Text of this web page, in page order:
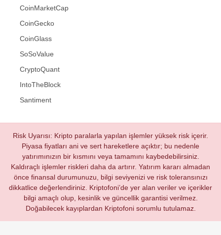
CoinMarketCap
CoinGecko
CoinGlass
SoSoValue
CryptoQuant
IntoTheBlock
Santiment
Risk Uyarısı: Kripto paralarla yapılan işlemler yüksek risk içerir.
Piyasa fiyatları ani ve sert hareketlere açıktır; bu nedenle
yatırımınızın bir kısmını veya tamamını kaybedebilirsiniz.
Kaldıraçlı işlemler riskleri daha da artırır. Yatırım kararı almadan
önce finansal durumunuzu, bilgi seviyenizi ve risk toleransınızı
dikkatlice değerlendiriniz. Kriptofoni’de yer alan veriler ve içerikler
bilgi amaçlı olup, kesinlik ve güncellik garantisi verilmez.
Doğabilecek kayıplardan Kriptofoni sorumlu tutulamaz.